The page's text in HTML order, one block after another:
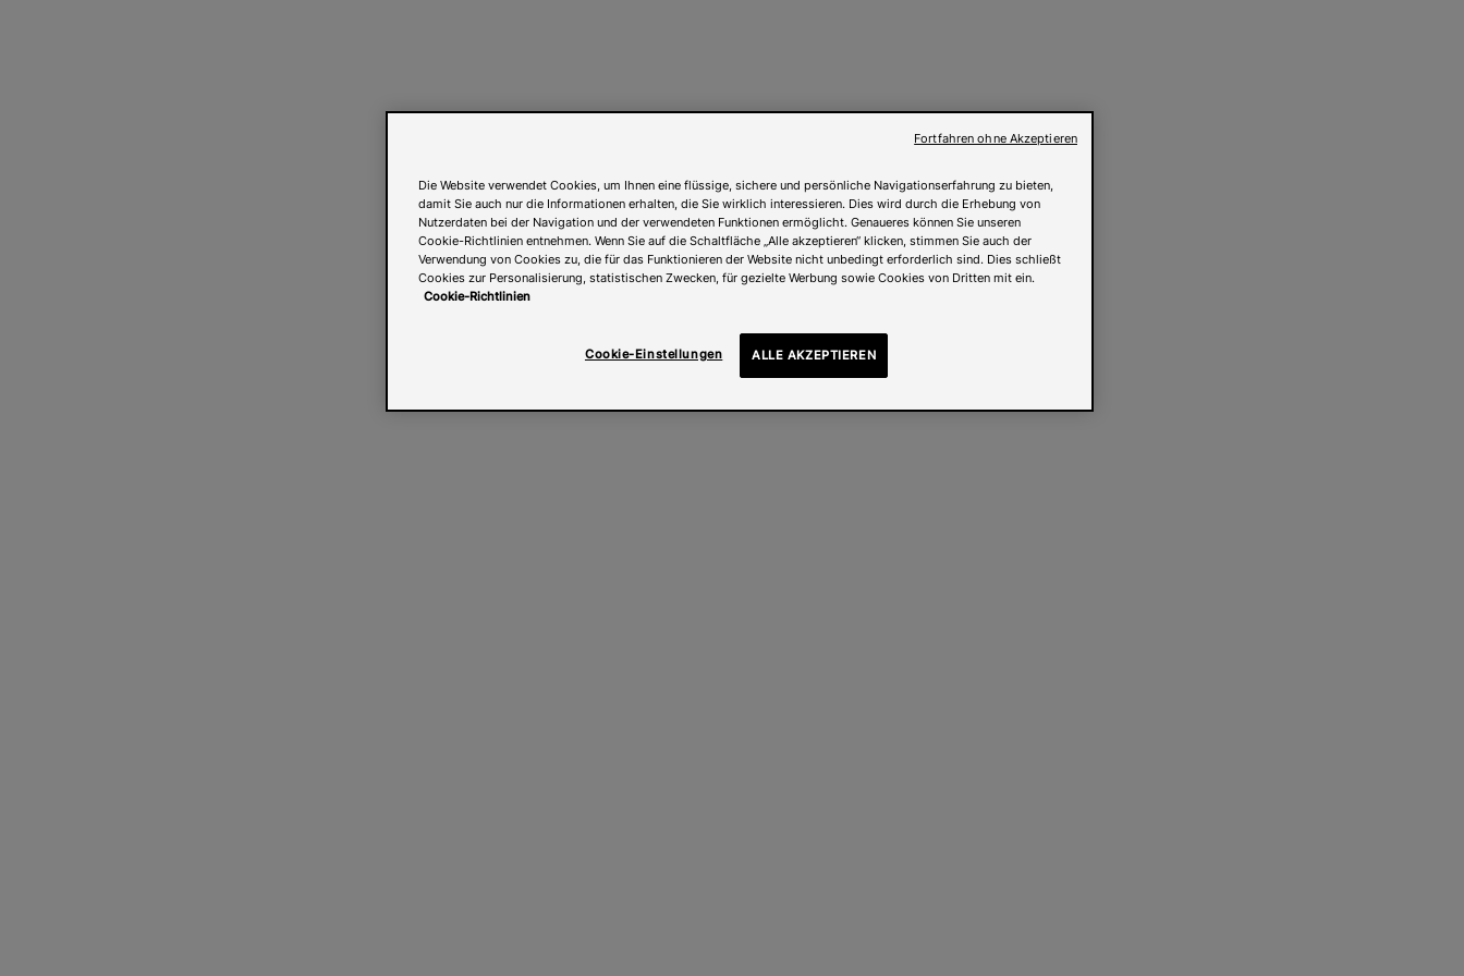
Die Website verwendet Cookies, um Ihnen eine flüssige, sichere und persönliche Navigationserfahrung zu bieten,
damit Sie auch nur die Informationen erhalten, die Sie wirklich interessieren. Dies wird durch die Erhebung von
Nutzerdaten bei der Navigation und der verwendeten Funktionen ermöglicht. Genaueres können Sie unseren
Cookie-Richtlinien entnehmen. Wenn Sie auf die Schaltfläche „Alle akzeptieren“ klicken, stimmen Sie auch der
Verwendung von Cookies zu, die für das Funktionieren der Website nicht unbedingt erforderlich sind. Dies schließt
Cookies zur Personalisierung, statistischen Zwecken, für gezielte Werbung sowie Cookies von Dritten mit ein.
Cookie-Richtlinien
Cookie-Einstellungen ALLE AKZEPTIEREN
Fortfahren ohne Akzeptieren